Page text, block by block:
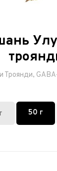
Троянди,
50 г